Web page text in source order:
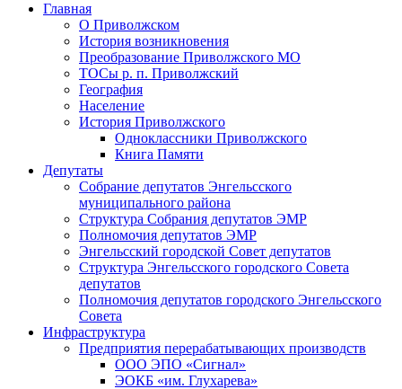
Главная
О Приволжском
История возникновения
Преобразование Приволжского МО
ТОСы р. п. Приволжский
География
Население
История Приволжского
Одноклассники Приволжского
Книга Памяти
Депутаты
Собрание депутатов Энгельсского
муниципального района
Структура Собрания депутатов ЭМР
Полномочия депутатов ЭМР
Энгельсский городской Совет депутатов
Структура Энгельсского городского Совета
депутатов
Полномочия депутатов городского Энгельсского
Совета
Инфраструктура
Предприятия перерабатывающих производств
ООО ЭПО «Сигнал»
ЭОКБ «им. Глухарева»